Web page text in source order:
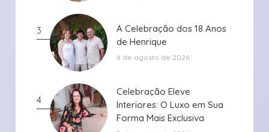
3
A Celebração dos 18 Anos
de Henrique
A Celebração dos 18 Anos
de Henrique
4 de agosto de 2026
4
Celebração Eleve
Interiores: O Luxo em Sua
Forma Mais Exclusiva
Celebração Eleve
Interiores: O Luxo em Sua
Forma Mais Exclusiva